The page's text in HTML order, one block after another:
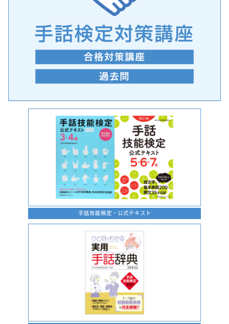
手話技能検定・公式テキスト